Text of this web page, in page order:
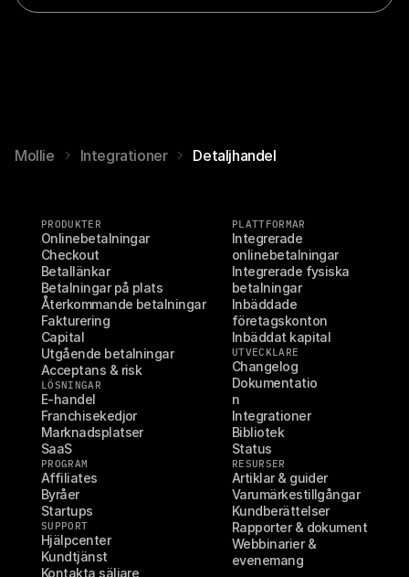
Mollie Integrationer Detaljhandel
PRODUKTER
Onlinebetalningar
Checkout
Betallänkar
Betalningar på plats
Återkommande betalningar
Fakturering
Capital
Utgående betalningar
Acceptans & risk
LÖSNINGAR
E-handel
Franchisekedjor
Marknadsplatser
SaaS
PROGRAM
Affiliates
Byråer
Startups
SUPPORT
Hjälpcenter
Kundtjänst
Kontakta säljare
PLATTFORMAR
Integrerade
onlinebetalningar
Integrerade fysiska
betalningar
Inbäddade
företagskonton
Inbäddat kapital
UTVECKLARE
Changelog
Dokumentatio
n
Integrationer
Bibliotek
Status
RESURSER
Artiklar & guider
Varumärkestillgångar
Kundberättelser
Rapporter & dokument
Webbinarier &
evenemang